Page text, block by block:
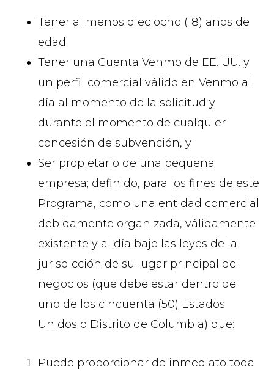
Tener al menos dieciocho (18) años de
edad
Tener una Cuenta Venmo de EE. UU. y
un perfil comercial válido en Venmo al
día al momento de la solicitud y
durante el momento de cualquier
concesión de subvención, y
Ser propietario de una pequeña
empresa; definido, para los fines de este
Programa, como una entidad comercial
debidamente organizada, válidamente
existente y al día bajo las leyes de la
jurisdicción de su lugar principal de
negocios (que debe estar dentro de
uno de los cincuenta (50) Estados
Unidos o Distrito de Columbia) que:
Puede proporcionar de inmediato toda